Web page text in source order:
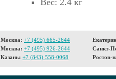
Москва: +7 (495) 665-2644
Москва: +7 (495) 926-2644
Казань: +7 (843) 558-0068
Санкт-
Ростов-